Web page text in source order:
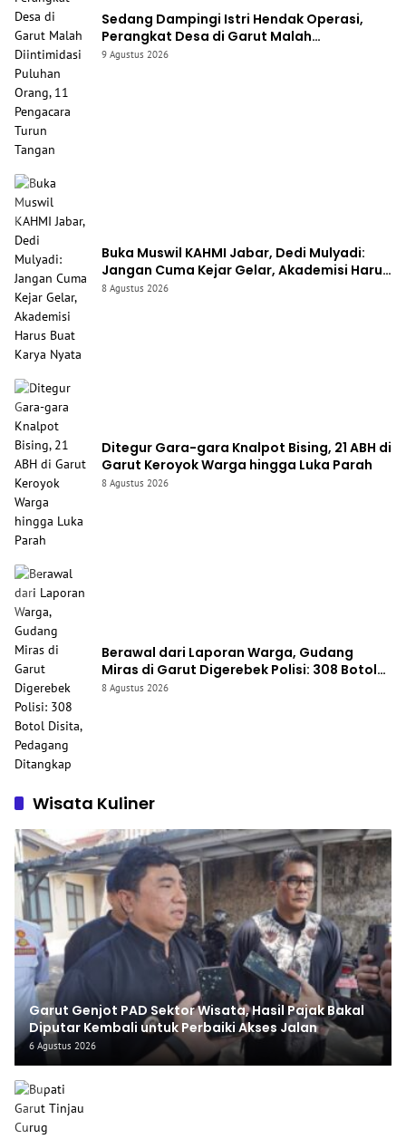
Sedang Dampingi Istri Hendak Operasi,
Perangkat Desa di Garut Malah
Diintimidasi Puluhan Orang, 11 Pengacara
9 Agustus 2026
Buka Muswil KAHMI Jabar, Dedi Mulyadi:
Jangan Cuma Kejar Gelar, Akademisi Harus
Buat Karya Nyata
8 Agustus 2026
Ditegur Gara-gara Knalpot Bising, 21 ABH di
Garut Keroyok Warga hingga Luka Parah
8 Agustus 2026
Berawal dari Laporan Warga, Gudang
Miras di Garut Digerebek Polisi: 308 Botol
Disita, Pedagang Ditangkap
8 Agustus 2026
Wisata Kuliner
Garut Genjot PAD Sektor Wisata, Hasil Pajak Bakal
Diputar Kembali untuk Perbaiki Akses Jalan
6 Agustus 2026